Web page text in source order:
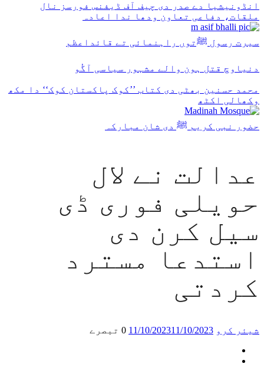
انڈونیشیا دے صدر دی چیف آف ڈیفنس فورسز نال
ملقات، دفاعی تعاون ودھا ندا اعادہ
سیرت رسول ﷺتوں راہنمائی تے قائداعظم
دنیاوچ قتل ہون والے مشہور سیاسی آگُو
محمد حسنین بھٹی دی کتاب ’’کوک پاکستان کوک‘‘ دا مکھ
وکھالی اکٹھ
حضور نبی کریم ﷺ دی شان مبارکہ
عدالت نے لال
حویلی فوری ڈی
سیل کرن دی
استدعا مسترد
کردتی
شیئر کرو 11/10/202311/10/2023 0 تبصرے